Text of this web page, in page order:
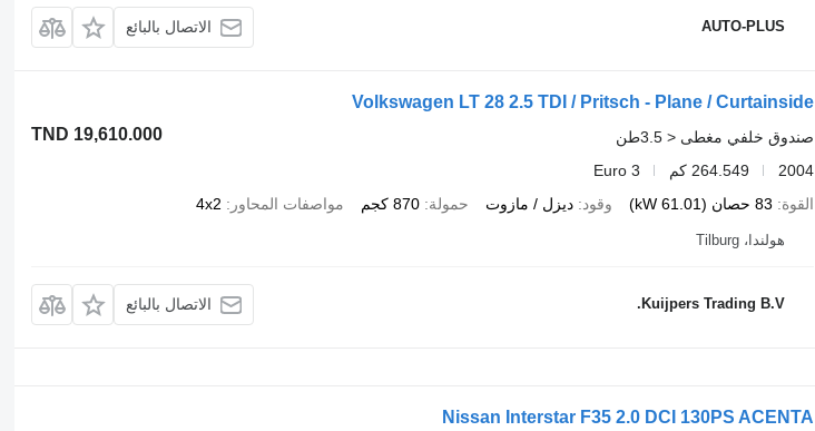
AUTO-PLUS الاتصال بالبائع
Volkswagen LT 28 2.5 TDI / Pritsch - Plane / Curtainside
TND 19,610.000
صندوق خلفي مغطى < 3.5طن
2004
264.549 كم
Euro 3
القوة
83 حصان (61.01 kW) وقود ديزل / مازوت حمولة 870 كجم مواصفات المحاور 4x2
هولندا، Tilburg
Kuijpers Trading B.V. الاتصال بالبائع
Nissan Interstar F35 2.0 DCI 130PS ACENTA